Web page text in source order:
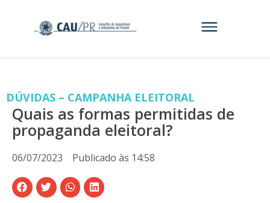
DÚVIDAS – CAMPANHA ELEITORAL
Quais as formas permitidas de
propaganda eleitoral?
06/07/2023 Publicado às 14:58